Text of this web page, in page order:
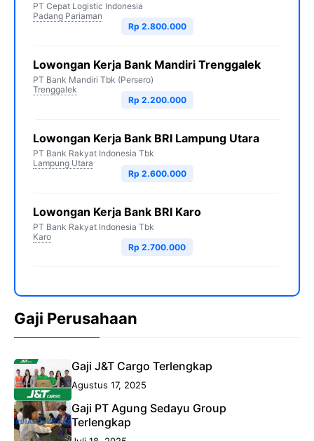
PT Cepat Logistic Indonesia
Padang Pariaman
Rp 2.800.000
Lowongan Kerja Bank Mandiri Trenggalek
PT Bank Mandiri Tbk (Persero)
Trenggalek
Rp 2.200.000
Lowongan Kerja Bank BRI Lampung Utara
PT Bank Rakyat Indonesia Tbk
Lampung Utara
Rp 2.600.000
Lowongan Kerja Bank BRI Karo
PT Bank Rakyat Indonesia Tbk
Karo
Rp 2.700.000
Gaji Perusahaan
Gaji J&T Cargo Terlengkap
Agustus 17, 2025
Gaji PT Agung Sedayu Group
Terlengkap